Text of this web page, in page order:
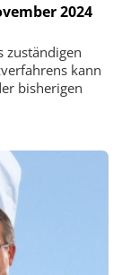
2024
zuständigen
kann
bisherigen